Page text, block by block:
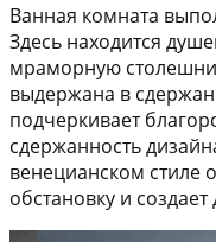
Ванная комната
Здесь находится
мраморную
выдержана в
подчеркивает
сдержанность
венецианском стиле
обстановку и